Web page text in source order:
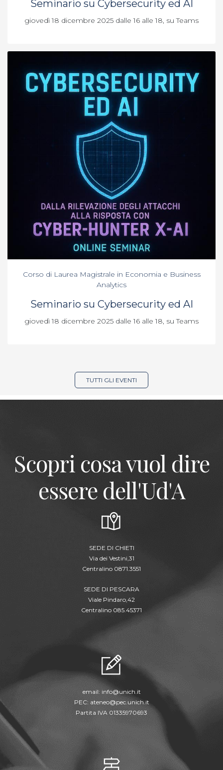
Seminario su Cybersecurity ed AI
giovedì 18 dicembre 2025 dalle 16 alle 18, su Teams
Corso di Laurea Magistrale in Economia e Business
Analytics
Seminario su Cybersecurity ed AI
giovedì 18 dicembre 2025 dalle 16 alle 18, su Teams
TUTTI GLI EVENTI
Scopri cosa vuol dire
essere dell'Ud'A
SEDE DI CHIETI
Via dei Vestini,31
Centralino 0871.3551
SEDE DI PESCARA
Viale Pindaro,42
Centralino 085.45371
email: info@unich.it
PEC: ateneo@pec.unich.it
Partita IVA 01335970693